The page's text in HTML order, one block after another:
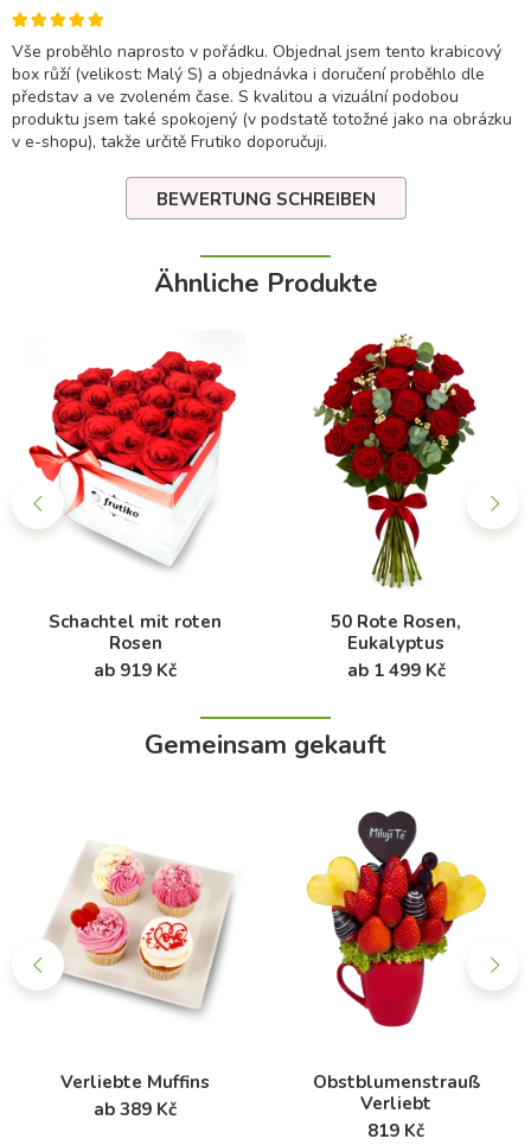
Vše proběhlo naprosto v pořádku. Objednal jsem tento krabicový
box růží (velikost: Malý S) a objednávka i doručení proběhlo dle
představ a ve zvoleném čase. S kvalitou a vizuální podobou
produktu jsem také spokojený (v podstatě totožné jako na obrázku
v e-shopu), takže určitě Frutiko doporučuji.
BEWERTUNG SCHREIBEN
Ähnliche Produkte
Schachtel mit roten
Rosen
ab 919 Kč
50 Rote Rosen,
Eukalyptus
ab 1 499 Kč
Gemeinsam gekauft
Verliebte Muffins
ab 389 Kč
Obstblumenstrauß
Verliebt
819 Kč